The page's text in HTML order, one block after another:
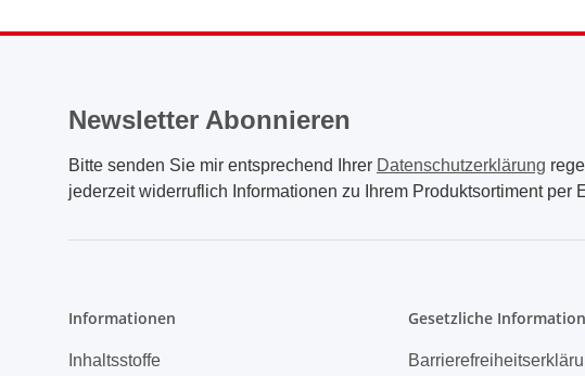
Newsletter Abonnieren
Bitte senden Sie mir entsprechend Ihrer Datenschutzerklärung
jederzeit widerruflich Informationen zu Ihrem Produktsortiment per
Informationen
Inhaltsstoffe
Gesetzliche